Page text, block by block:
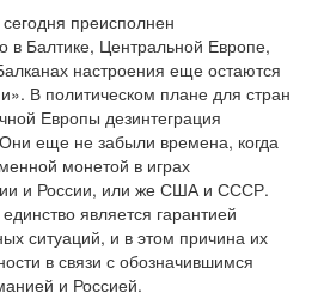
преисполнен
в Балтике, Центральной Европе,
настроения еще остаются
В политическом плане для стран
Европы дезинтеграция
еще не забыли времена, когда
монетой в играх
и России, или же США и СССР.
является гарантией
ситуаций, и в этом причина их
в связи с обозначившимся
и Россией.